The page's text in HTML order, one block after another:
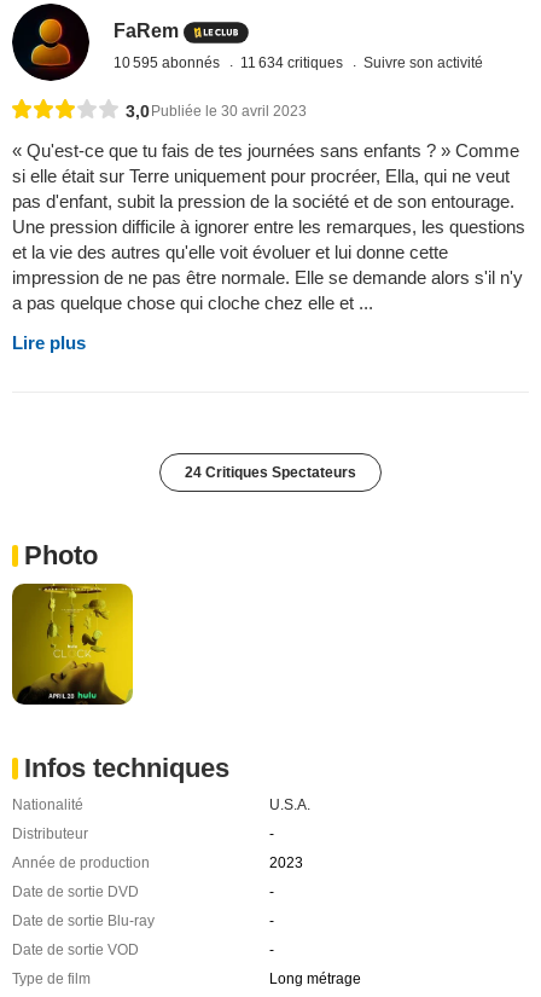
FaRem
10 595 abonnés 11 634 critiques Suivre son activité
3,0 Publiée le 30 avril 2023
« Qu'est-ce que tu fais de tes journées sans enfants ? » Comme
si elle était sur Terre uniquement pour procréer, Ella, qui ne veut
pas d'enfant, subit la pression de la société et de son entourage.
Une pression difficile à ignorer entre les remarques, les questions
et la vie des autres qu'elle voit évoluer et lui donne cette
impression de ne pas être normale. Elle se demande alors s'il n'y
a pas quelque chose qui cloche chez elle et ...
Lire plus
24 Critiques Spectateurs
Photo
Infos techniques
Nationalité
U.S.A.
Distributeur
-
Année de production
2023
Date de sortie DVD
-
Date de sortie Blu-ray
-
Date de sortie VOD
-
Type de film
Long métrage